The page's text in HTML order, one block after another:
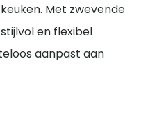
Met zwevende
en flexibel
aanpast aan